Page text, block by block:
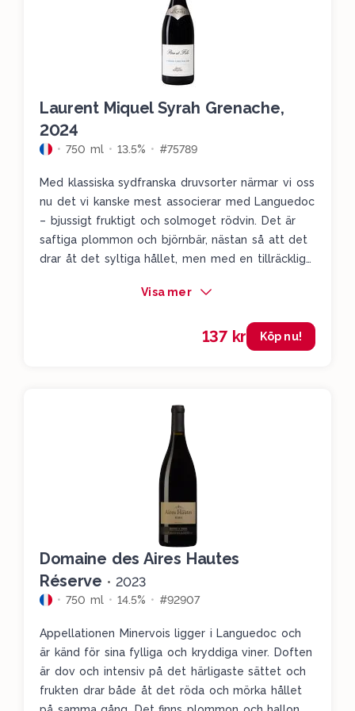
Laurent Miquel Syrah Grenache,
2024
750 ml 13.5% #75789
Med klassiska sydfranska druvsorter närmar vi oss
nu det vi kanske mest associerar med Languedoc
– bjussigt fruktigt och solmoget rödvin. Det är
saftiga plommon och björnbär, nästan så att det
drar åt det syltiga hållet, men med en tillräcklig
lite i kinderna, både av syra och strävhet. Perfekt
Visa mer
137 kr Köp nu!
Domaine des Aires Hautes
Réserve • 2023
750 ml 14.5% #92907
Appellationen Minervois ligger i Languedoc och
är känd för sina fylliga och kryddiga viner. Doften
är dov och intensiv på det härligaste sättet och
frukten drar både åt det röda och mörka hållet